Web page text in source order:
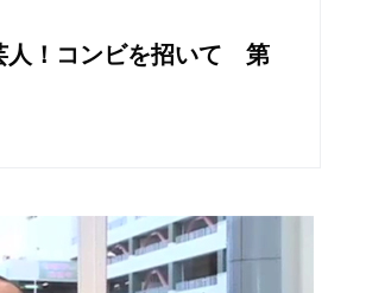
人！コンビを招いて 第